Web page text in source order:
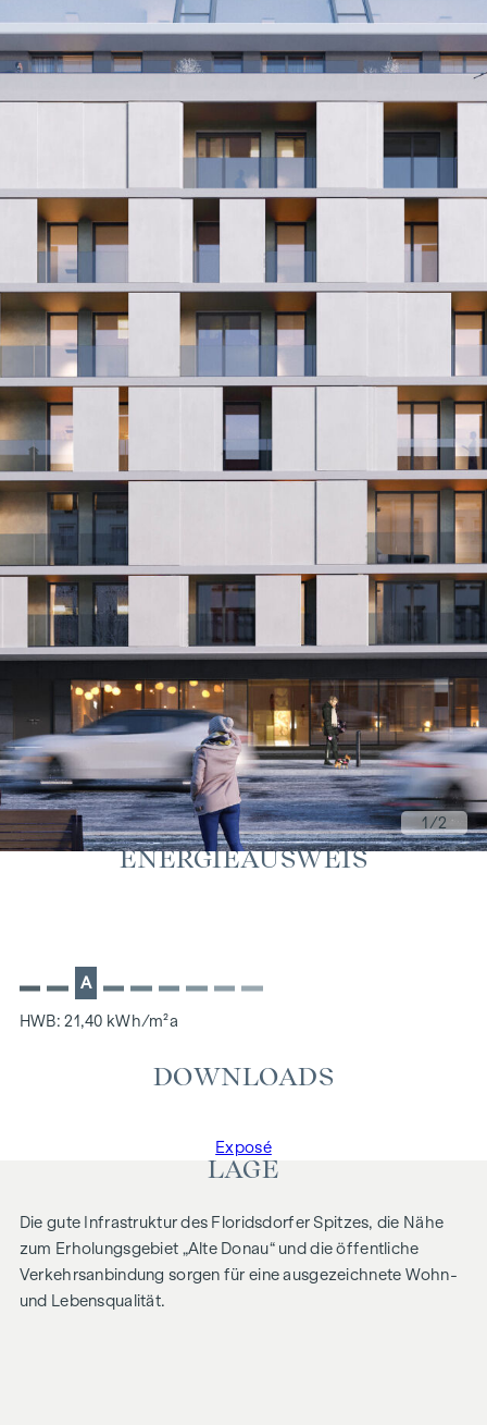
1 /2
ENERGIEAUSWEIS
A
HWB: 21,40 kWh/m²a
DOWNLOADS
Exposé
LAGE
Die gute Infrastruktur des Floridsdorfer Spitzes, die Nähe
zum Erholungsgebiet „Alte Donau“ und die öffentliche
Verkehrsanbindung sorgen für eine ausgezeichnete Wohn-
und Lebensqualität.